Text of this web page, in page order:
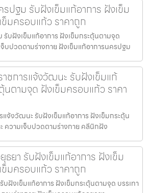
ปฐม รับฝังเข็มแก้อาการ ฝังเข็ม
มครอบแก้ว ราคาถูก
รับฝังเข็มแก้อาการ ฝังเข็มกระตุ้นตามจุด
จ็บปวดตามร่างกาย ฝังเข็มแก้อาการนครปฐม
ชการแจ้งวัฒนะ รับฝังเข็มแก้
นตามจุด ฝังเข็มครอบแก้ว ราคา
จ้งวัฒนะ รับฝังเข็มแก้อาการ ฝังเข็มกระตุ้น
ความเจ็บปวดตามร่างกาย คลีนิกฝัง
ยา รับฝังเข็มแก้อาการ ฝังเข็ม
มครอบแก้ว ราคาถูก
ฝังเข็มแก้อาการ ฝังเข็มกระตุ้นตามจุด บรรเทา